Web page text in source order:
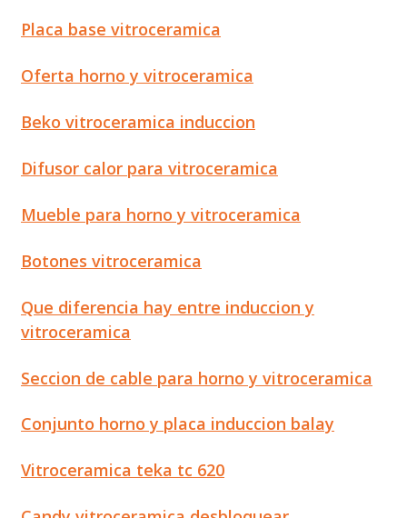
Placa base vitroceramica
Oferta horno y vitroceramica
Beko vitroceramica induccion
Difusor calor para vitroceramica
Mueble para horno y vitroceramica
Botones vitroceramica
Que diferencia hay entre induccion y
vitroceramica
Seccion de cable para horno y vitroceramica
Conjunto horno y placa induccion balay
Vitroceramica teka tc 620